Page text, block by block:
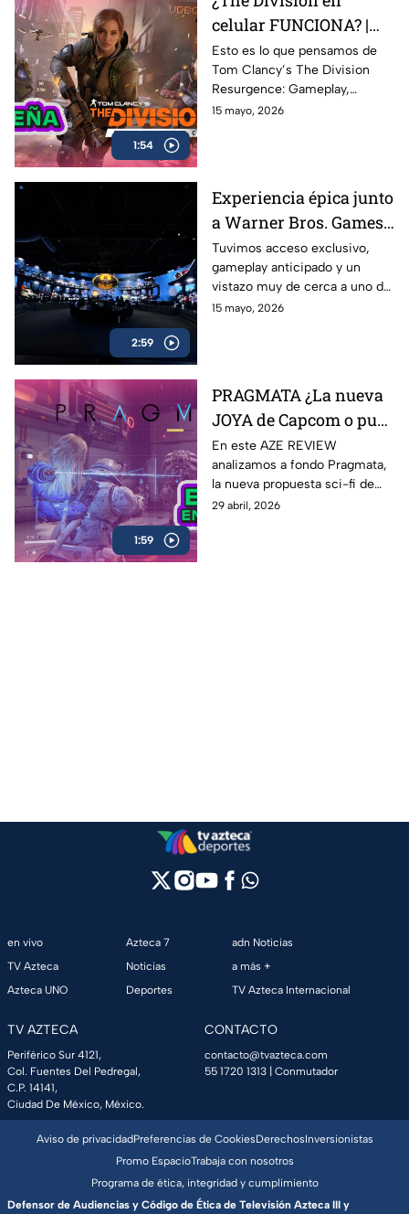
1:54
celular FUNCIONA? |
Probamos Tom
Clancy's The Division
Resurgence AZE
Review
Esto es lo que pensamos de
Tom Clancy’s The Division
Resurgence: Gameplay,
gráficos, combate, mundo
15 mayo, 2026
2:59
Experiencia épica junto
a Warner Bros. Games
antes del estreno de
LEGO Batman: El
Legado del Caballero de
la Noche
Tuvimos acceso exclusivo,
gameplay anticipado y un
vistazo muy de cerca a uno de
los lanzamientos más
15 mayo, 2026
1:59
PRAGMATA ¿La nueva
JOYA de Capcom o pura
expectativa? | AZE
Review
En este AZE REVIEW
analizamos a fondo Pragmata,
la nueva propuesta sci-fi de
Capcom que ha generado
29 abril, 2026
en vivo
TV Azteca
Azteca UNO
Azteca 7
Noticias
Deportes
adn Noticias
a más +
TV Azteca Internacional
TV AZTECA
Periférico Sur 4121,
Col. Fuentes Del Pedregal,
C.P. 14141,
Ciudad De México, México.
CONTACTO
contacto@tvazteca.com
55 1720 1313 | Conmutador
Aviso de privacidadPreferencias de CookiesDerechosInversionistas
Promo EspacioTrabaja con nosotros
Programa de ética, integridad y cumplimiento
Defensor de Audiencias y Código de Ética de Televisión Azteca III y